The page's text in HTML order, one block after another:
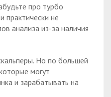
про турбо
практически не
анализа из-за наличия
Но по большей
могут
и зарабатывать на